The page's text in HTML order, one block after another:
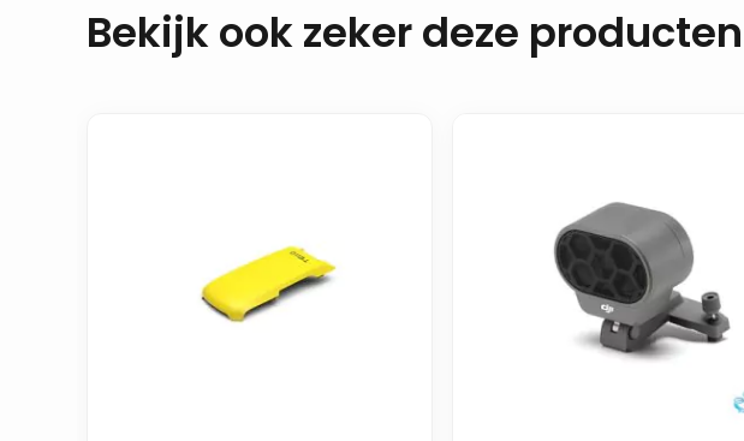
Bekijk ook zeker deze producten